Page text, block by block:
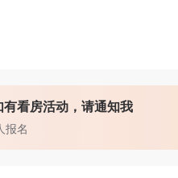
有看房活动，请通知我
报名